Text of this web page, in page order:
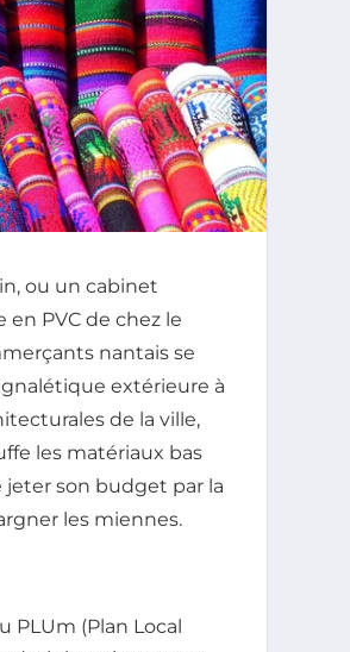
ou un cabinet
PVC de chez le
nantais se
extérieure à
de la ville,
les matériaux bas
jeter son budget par la
les miennes.
PLUm (Plan Local